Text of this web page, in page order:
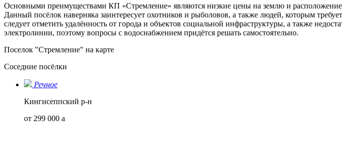
Основными преимуществами КП «Стремление» являются низкие цены на землю и
Данный посёлок наверняка заинтересует охотников и рыболовов, а также людей, которым
следует отметить удалённость от города и объектов социальной инфраструктуры, а также
электролинии, поэтому вопросы с водоснабжением придётся решать самостоятельно.
Поселок "Стремление" на карте
Соседние посёлки
Речное
Кингисеппский р-н
от 299 000 a